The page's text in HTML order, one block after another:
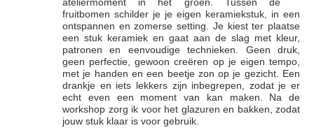
ateliermoment in het groen. Tussen de
fruitbomen schilder je je eigen keramiekstuk, in een
ontspannen en zomerse setting. Je kiest ter plaatse
een stuk keramiek en gaat aan de slag met kleur,
patronen en eenvoudige technieken. Geen druk,
geen perfectie, gewoon creëren op je eigen tempo,
met je handen en een beetje zon op je gezicht. Een
drankje en iets lekkers zijn inbegrepen, zodat je er
echt even een moment van kan maken. Na de
workshop zorg ik voor het glazuren en bakken, zodat
jouw stuk klaar is voor gebruik.